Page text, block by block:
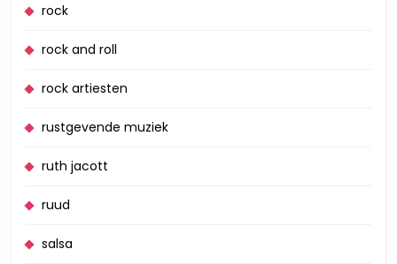
rock
rock and roll
rock artiesten
rustgevende muziek
ruth jacott
ruud
salsa